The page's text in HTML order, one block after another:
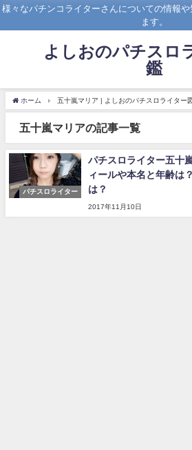
様々なパチンコライターさんについての情報
ます。
よしおのパチスロ
鑑
ホーム 五十嵐マリア | よしおのパチスロライター
五十嵐マリアの記事一覧
パチスロライター
パチスロライター五十
ィールや本名と年齢は
は？
2017年11月10日